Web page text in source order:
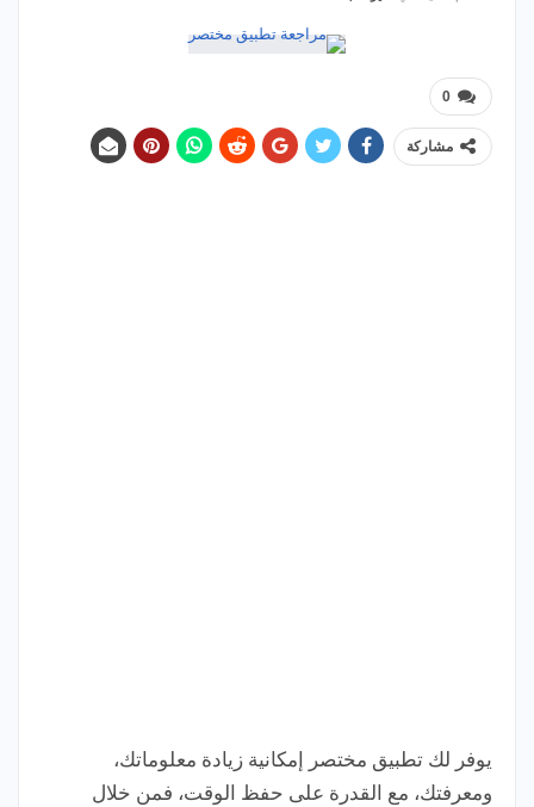
0
مشاركة
يوفر لك تطبيق مختصر إمكانية زيادة معلوماتك،
ومعرفتك، مع القدرة على حفظ الوقت، فمن خلال